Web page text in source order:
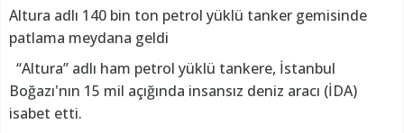
Altura adlı 140 bin ton petrol yüklü tanker gemisinde
patlama meydana geldi
“Altura” adlı ham petrol yüklü tankere, İstanbul
Boğazı'nın 15 mil açığında insansız deniz aracı (İDA)
isabet etti.